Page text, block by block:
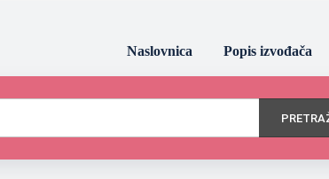
Naslovnica Popis izvođača